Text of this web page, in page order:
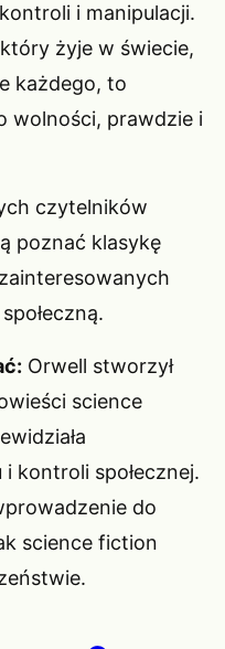
i manipulacji.
żyje w świecie,
każdego, to
wolności, prawdzie i
czytelników
poznać klasykę
Orwell stworzył
science
kontroli społecznej.
do
science fiction